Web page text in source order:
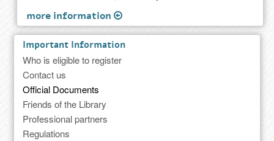
more information
Important Information
Who is eligible to register
Contact us
Official Documents
Friends of the Library
Professional partners
Regulations